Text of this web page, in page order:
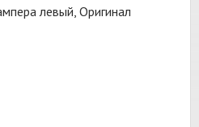
левый, Оригинал